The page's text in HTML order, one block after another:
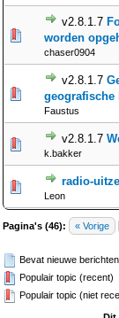
v2.8.1.7
worden
chaser0904
v2.8.1.7
geografische
Faustus
v2.8.1.7
k.bakker
radio-
Leon
Pagina's (46): « Vorige
Bevat nieuwe berichten
Populair topic (recent)
Populair topic (niet